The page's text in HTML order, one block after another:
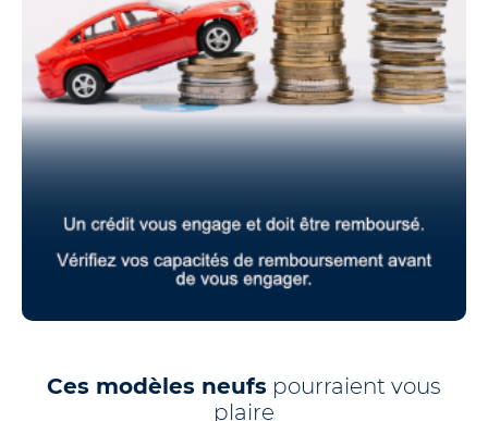
Ces modèles neufs pourraient vous
plaire